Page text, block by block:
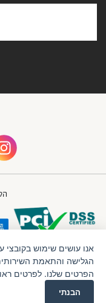
חברת IBB GROUP (איי.בי.בי. גרופ) בע"מ
הגלישה והתאמת
הפרטים שלנו. לפרטים ראו
הבנתי